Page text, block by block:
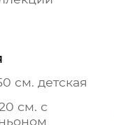
см. детская
см. с